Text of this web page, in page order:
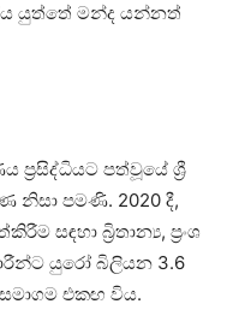
යුත්තේ මන්ද යන්නත්
පත්වූයේ ශ්‍රී
නිසා පමණි. 2020 දී,
සඳහා බ්‍රිතාන්‍ය, ප්‍රංශ
යුරෝ බිලියන 3.6
එකඟ විය.